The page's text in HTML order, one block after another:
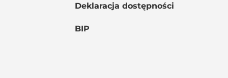
Deklaracja dostępności
BIP